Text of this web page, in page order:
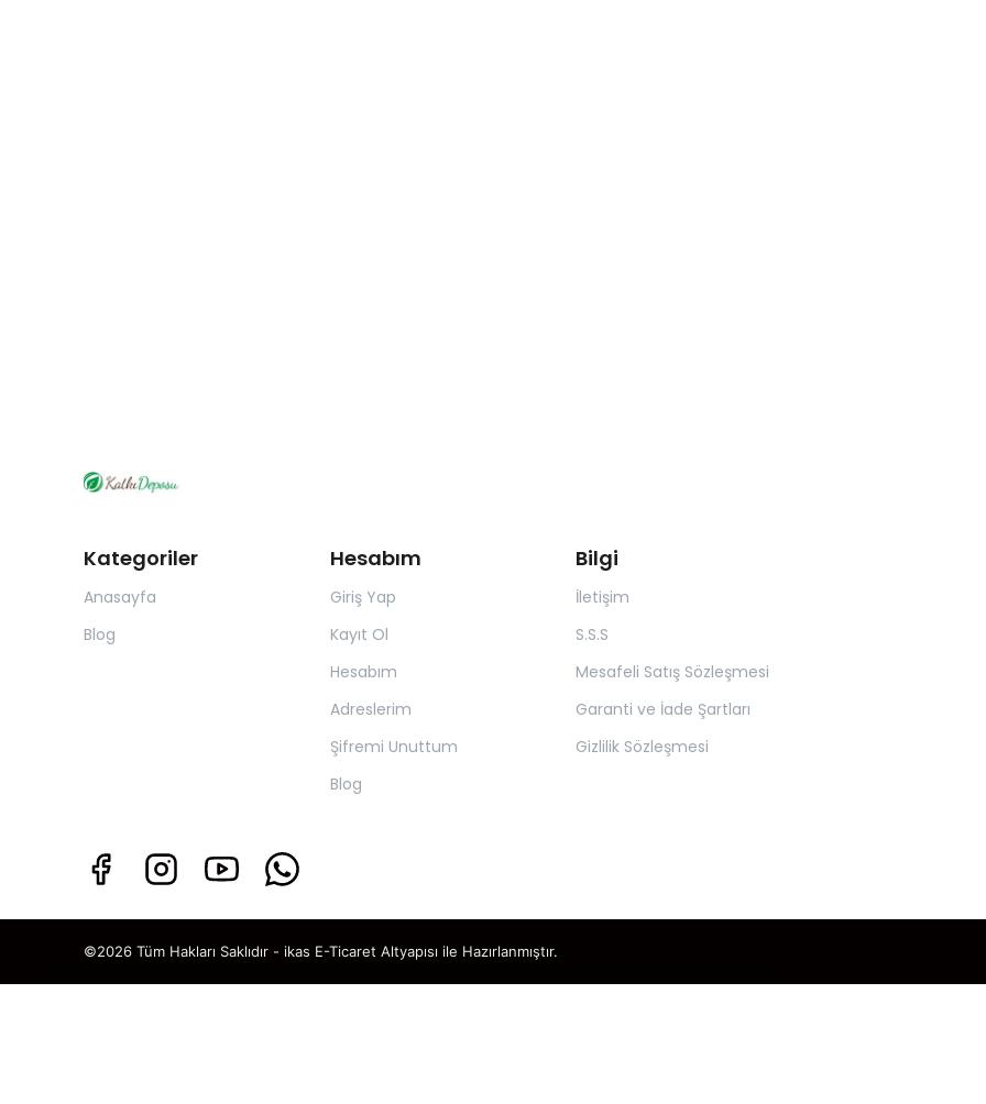
Kategoriler
Anasayfa
Blog
Hesabım
Giriş Yap
Kayıt Ol
Hesabım
Adreslerim
Şifremi Unuttum
Blog
Bilgi
İletişim
S.S.S
Mesafeli Satış Sözleşmesi
Garanti ve İade Şartları
Gizlilik Sözleşmesi
©2026 Tüm Hakları Saklıdır - ikas E-Ticaret Altyapısı ile Hazırlanmıştır.